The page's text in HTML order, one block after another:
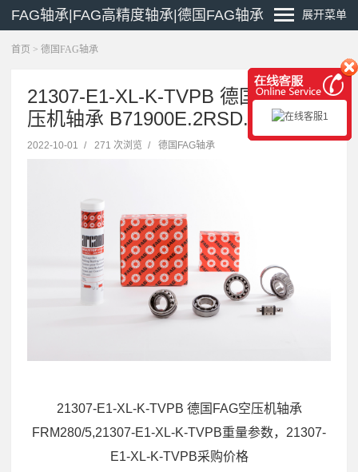
FAG轴承|FAG高精度轴承|德国FAG轴承 展开菜单
首页 > 德国FAG轴承
21307-E1-XL-K-TVPB 德国FAG空
压机轴承 B71900E.2RSD.T.P4S.UL
2022-10-01 / 271 次浏览 / 德国FAG轴承
21307-E1-XL-K-TVPB 德国FAG空压机轴承
FRM280/5,21307-E1-XL-K-TVPB重量参数，21307-
E1-XL-K-TVPB采购价格